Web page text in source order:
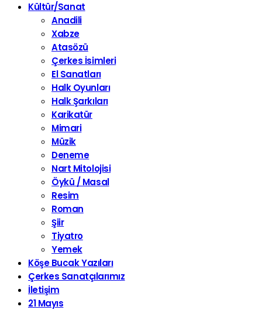
Kültür/Sanat
Anadili
Xabze
Atasözü
Çerkes İsimleri
El Sanatları
Halk Oyunları
Halk Şarkıları
Karikatür
Mimari
Müzik
Deneme
Nart Mitolojisi
Öykü / Masal
Resim
Roman
Şiir
Tiyatro
Yemek
Köşe Bucak Yazıları
Çerkes Sanatçılarımız
İletişim
21 Mayıs